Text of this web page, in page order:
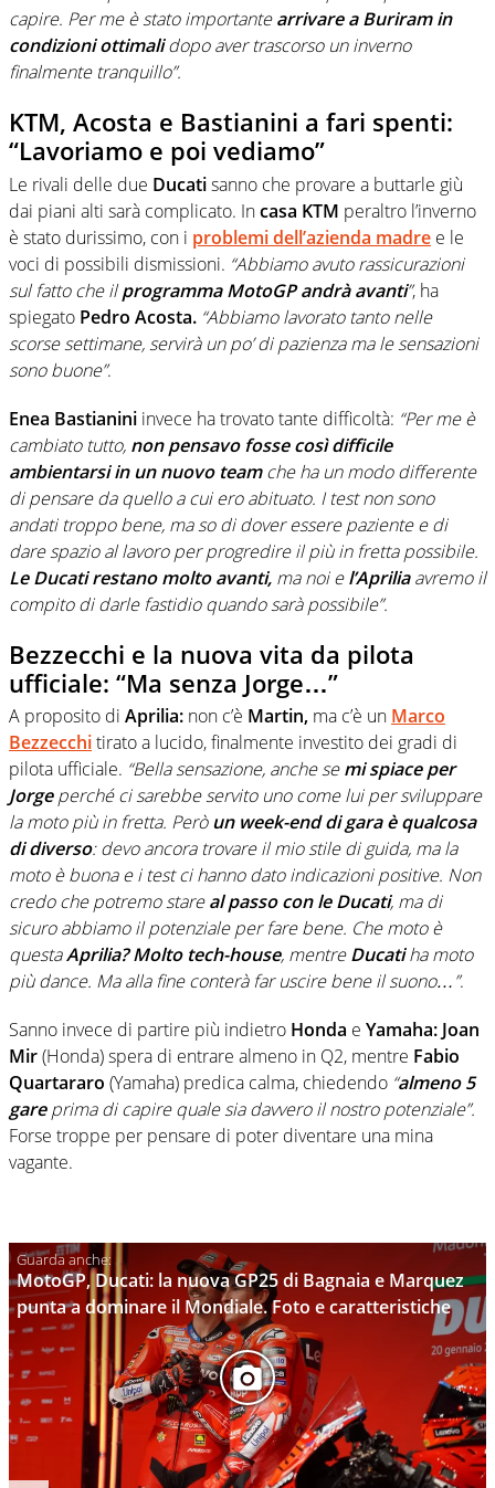
capire. Per me è stato importantearrivare a Buriram in
condizioni ottimalidopo aver trascorso un inverno
finalmente tranquillo”.
KTM, Acosta e Bastianini a fari spenti:
“Lavoriamo e poi vediamo”
Le rivali delle due Ducatisanno che provare a buttarle giù
dai piani alti sarà complicato. Incasa KTM peraltro l’inverno
è stato durissimo, con i problemi dell’azienda madre e le
voci di possibili dismissioni. “Abbiamo avuto rassicurazioni
sul fatto che ilprogramma MotoGP andrà avanti”, ha
spiegato Pedro Acosta. “Abbiamo lavorato tanto nelle
scorse settimane, servirà un po’ di pazienza ma le sensazioni
sono buone”.
Enea Bastianini invece ha trovato tante difficoltà: “Per me è
cambiato tutto, non pensavo fosse così difficile
ambientarsi in un nuovo teamche ha un modo differente
di pensare da quello a cui ero abituato. I test non sono
andati troppo bene, ma so di dover essere paziente e di
dare spazio al lavoro per progredire il più in fretta possibile.
Le Ducati restano molto avanti, ma noi el’Apriliaavremo il
compito di darle fastidio quando sarà possibile”.
Bezzecchi e la nuova vita da pilota
ufficiale: “Ma senza Jorge…”
A proposito di Aprilia: non c’è Martin, ma c’è un Marco
Bezzecchitirato a lucido, finalmente investito dei gradi di
pilota ufficiale. “Bella sensazione, anche semi spiace per
Jorgeperché ci sarebbe servito uno come lui per sviluppare
la moto più in fretta. Peròun week-end di gara è qualcosa
di diverso: devo ancora trovare il mio stile di guida, ma la
moto è buona e i test ci hanno dato indicazioni positive. Non
credo che potremo stareal passo con le Ducati, ma di
sicuro abbiamo il potenziale per fare bene. Che moto è
questaAprilia? Molto tech-house, mentreDucatiha moto
più dance. Ma alla fine conterà far uscire bene il suono…”.
Sanno invece di partire più indietro Honda e Yamaha: Joan
Mir(Honda) spera di entrare almeno in Q2, mentre Fabio
Quartararo (Yamaha) predica calma, chiedendo “almeno 5
gareprima di capire quale sia davvero il nostro potenziale”.
Forse troppe per pensare di poter diventare una mina
vagante.
MotoGP, Ducati: la nuova GP25 di Bagnaia e Marquez
punta a dominare il Mondiale. Foto e caratteristiche